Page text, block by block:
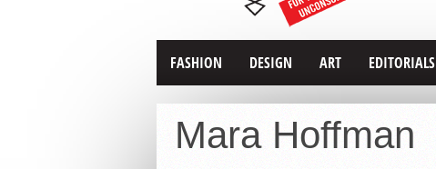
FASHION DESIGN ART EDITORIALS
Mara Hoffman